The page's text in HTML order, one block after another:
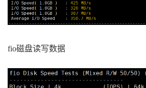
fio磁盘读写数据